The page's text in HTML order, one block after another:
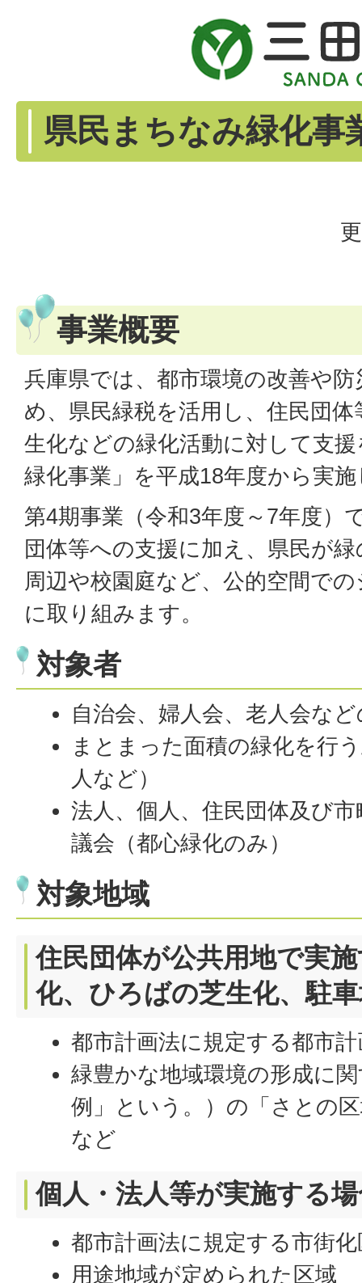
県民まちなみ緑化事
事業概要
兵庫県では、都市環境の改善や
め、県民緑税を活用し、住民団
生化などの緑化活動に対して支
緑化事業」を平成18年度から実
第4期事業（令和3年度～7年度）
団体等への支援に加え、県民が
周辺や校園庭など、公的空間で
に取り組みます。
対象者
自治会、婦人会、老人会な
まとまった面積の緑化を行
人など）
法人、個人、住民団体及び
議会（都心緑化のみ）
対象地域
住民団体が公共用地で実
化、ひろばの芝生化、駐
都市計画法に規定する都市
緑豊かな地域環境の形成に
例」という。）の「さとの
など
個人・法人等が実施する
都市計画法に規定する市街
用途地域が定められた区域